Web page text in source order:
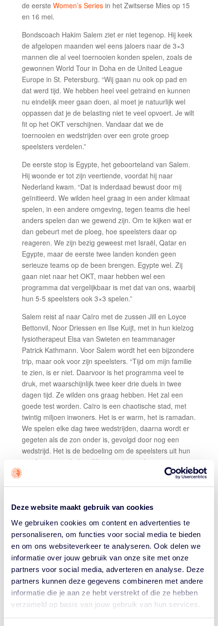
Deze website maakt gebruik van cookies
We gebruiken cookies om content en advertenties te
personaliseren, om functies voor social media te bieden
en om ons websiteverkeer te analyseren. Ook delen we
informatie over jouw gebruik van onze site met onze
partners voor social media, adverteren en analyse. Deze
partners kunnen deze gegevens combineren met andere
informatie die je aan ze hebt verstrekt of die ze hebben
verzameld op basis van jouw gebruik van hun services.
de eerste Women’s Seriesin het Zwitserse Mies op 15
en 16 mei.
Bondscoach Hakim Salem ziet er niet tegenop. Hij keek
de afgelopen maanden wel eens jaloers naar de 3×3
mannen die al veel toernooien konden spelen, zoals de
gewonnen World Tour in Doha en de United League
Europe in St. Petersburg. “Wij gaan nu ook op pad en
dat werd tijd. We hebben heel veel getraind en kunnen
nu eindelijk meer gaan doen, al moet je natuurlijk wel
oppassen dat je de belasting niet te veel opvoert. Je wilt
fit op het OKT verschijnen. Vandaar dat we de
toernooien en wedstrijden over een grote groep
speelsters verdelen.”
De eerste stop is Egypte, het geboorteland van Salem.
Hij woonde er tot zijn veertiende, voordat hij naar
Nederland kwam. “Dat is inderdaad bewust door mij
geïnitieerd. We wilden heel graag in een ander klimaat
spelen, in een andere omgeving, tegen teams die heel
anders spelen dan we gewend zijn. Om te kijken wat er
dan gebeurt met de ploeg, hoe speelsters daar op
reageren. We zijn bezig geweest met Israël, Qatar en
Egypte, maar de eerste twee landen konden geen
serieuze teams op de been brengen. Egypte wel. Zij
gaan niet naar het OKT, maar hebben wel een
programma dat vergelijkbaar is met dat van ons, waarbij
hun 5-5 speelsters ook 3×3 spelen.”
Salem reist af naar Caïro met de zussen Jill en Loyce
Bettonvil, Noor Driessen en Ilse Kuijt, met in hun kielzog
fysiotherapeut Elsa van Swieten en teammanager
Patrick Kathmann. Voor Salem wordt het een bijzondere
trip, maar ook voor zijn speelsters. “Tijd om mijn familie
te zien, is er niet. Daarvoor is het programma veel te
druk, met waarschijnlijk twee keer drie duels in twee
dagen tijd. Ze wilden ons graag hebben. Het zal een
goede test worden. Caïro is een chaotische stad, met
twintig miljoen inwoners. Het is er warm, het is ramadan.
We spelen elke dag twee wedstrijden, daarna wordt er
gegeten als de zon onder is, gevolgd door nog een
wedstrijd. Het is de bedoeling om de speelsters uit hun
comfortzone te halen. Alles wat daarna komt, is
makkelijker.”
bondscoach Hakim Salem bij de training in Egypte.
Met hetzelfde viertal doet Salem ook mee aan de eerste
Women’s Series in het Zwitserse Mies op 15 en 16 mei.
Fleur Kuijt, Esther Fokke en de twee kersverse 5-5
kampioenen van Dozy BV Den Helder, Kiki Fleuren en
Zoë Slagter, nemen de tweede Women’s Series in het
Franse Voiron op 21 en 22 mei voor hun rekening.
Salem: “Bij de FIBA mag je voor het OKT maximaal
maar twee ‘unranked’ speelsters opgeven. Dat zijn
speelsters die niet in de top tien 3×3 ranking van je
eigen land staan. Dat zijn bij ons Noor en Ilse. Ook Kiki